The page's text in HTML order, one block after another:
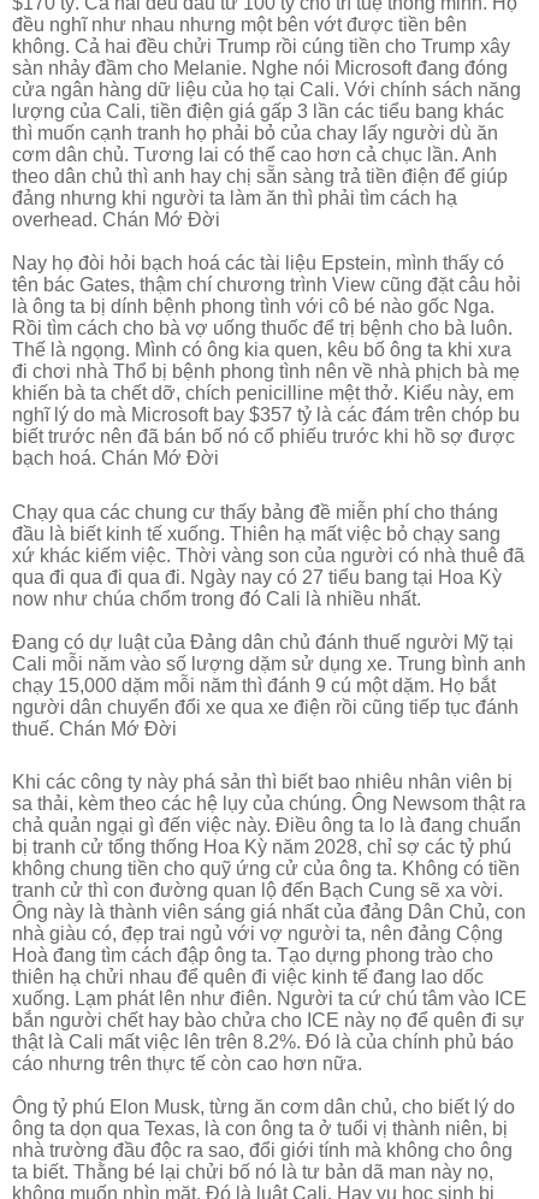
đều nghĩ như nhau nhưng một bên vớt được tiền bên
không. Cả hai đều chửi Trump rồi cúng tiền cho Trump xây
sàn nhảy đầm cho Melanie. Nghe nói Microsoft đang đóng
cửa ngân hàng dữ liệu của họ tại Cali. Với chính sách năng
lượng của Cali, tiền điện giá gấp 3 lần các tiểu bang khác
thì muốn cạnh tranh họ phải bỏ của chay lấy người dù ăn
cơm dân chủ. Tương lai có thể cao hơn cả chục lần. Anh
theo dân chủ thì anh hay chị sẵn sàng trả tiền điện để giúp
đảng nhưng khi người ta làm ăn thì phải tìm cách hạ
overhead. Chán Mớ Đời
Nay họ đòi hỏi bạch hoá các tài liệu Epstein, mình thấy có
tên bác Gates, thậm chí chương trình View cũng đặt câu hỏi
là ông ta bị dính bệnh phong tình với cô bé nào gốc Nga.
Rồi tìm cách cho bà vợ uống thuốc để trị bệnh cho bà luôn.
Thế là ngọng. Mình có ông kia quen, kêu bố ông ta khi xưa
đi chơi nhà Thổ bị bệnh phong tình nên về nhà phịch bà mẹ
khiến bà ta chết dỡ, chích penicilline mệt thở. Kiểu này, em
nghĩ lý do mà Microsoft bay $357 tỷ là các đám trên chóp bu
biết trước nên đã bán bố nó cổ phiếu trước khi hồ sợ được
bạch hoá. Chán Mớ Đời
Chạy qua các chung cư thấy bảng đề miễn phí cho tháng
đầu là biết kinh tế xuống. Thiên hạ mất việc bỏ chạy sang
xứ khác kiếm việc. Thời vàng son của người có nhà thuê đã
qua đi qua đi qua đi. Ngày nay có 27 tiểu bang tại Hoa Kỳ
now như chúa chổm trong đó Cali là nhiều nhất.
Đang có dự luật của Đảng dân chủ đánh thuế người Mỹ tại
Cali mỗi năm vào số lượng dặm sử dụng xe. Trung bình anh
chạy 15,000 dặm mỗi năm thì đánh 9 cú một dặm. Họ bắt
người dân chuyển đổi xe qua xe điện rồi cũng tiếp tục đánh
thuế. Chán Mớ Đời
Khi các công ty này phá sản thì biết bao nhiêu nhân viên bị
sa thải, kèm theo các hệ lụy của chúng. Ông Newsom thật ra
chả quản ngại gì đến việc này. Điều ông ta lo là đang chuẩn
bị tranh cử tổng thống Hoa Kỳ năm 2028, chỉ sợ các tỷ phú
không chung tiền cho quỹ ứng cử của ông ta. Không có tiền
tranh cử thì con đường quan lộ đến Bạch Cung sẽ xa vời.
Ông này là thành viên sáng giá nhất của đảng Dân Chủ, con
nhà giàu có, đẹp trai ngủ với vợ người ta, nên đảng Cộng
Hoà đang tìm cách đập ông ta. Tạo dựng phong trào cho
thiên hạ chửi nhau để quên đi việc kinh tế đang lao dốc
xuống. Lạm phát lên như điên. Người ta cứ chú tâm vào ICE
bắn người chết hay bào chửa cho ICE này nọ để quên đi sự
thật là Cali mất việc lên trên 8.2%. Đó là của chính phủ báo
cáo nhưng trên thực tế còn cao hơn nữa.
Ông tỷ phú Elon Musk, từng ăn cơm dân chủ, cho biết lý do
ông ta dọn qua Texas, là con ông ta ở tuổi vị thành niên, bị
nhà trường đầu độc ra sao, đổi giới tính mà không cho ông
ta biết. Thằng bé lại chửi bố nó là tư bản dã man này nọ,
không muốn nhìn mặt. Đó là luật Cali. Hay vụ học sinh bị